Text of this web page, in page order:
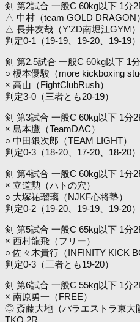
剣 第2試合 一般C 60kg以下 1分
△ 中村（team GOLD DRAGON）
△ 長井友哉（Y’ZD南堀江GYM）
判定0-1（19-19、19-20、19-19）
剣 第2.5試合 一般C 60kg以下 1
○ 榎本優駿（more kickboxing
× 高山（FightClubRush）
判定3-0（三者とも20-19）
剣 第3試合 一般C 60kg以下 1分
× 島本鷹（TeamDAC）
○ 中田銀次郎（TEAM LIGHT）
判定0-3（18-20、17-20、18-20）
剣 第4試合 一般C 60kg以下 1分
× 立道勲（ハトの穴）
○ 大塚祐瑠璃（NJKF心将塾）
判定0-2（19-20、19-19、19-20）
剣 第5試合 一般C 65kg以下 1分
× 西村龍飛（フリー）
○ 佐々木貴行（INFINITY KICK
判定0-3（三者とも19-20）
剣 第6試合 一般C 55kg以下 1分
× 南原勇一（FREE）
◎ 斎藤大地（パラエストラ東大
TKO 2R